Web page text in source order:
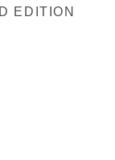
EDITION